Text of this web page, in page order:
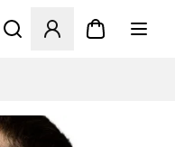
Öffnet ein Fenster zum